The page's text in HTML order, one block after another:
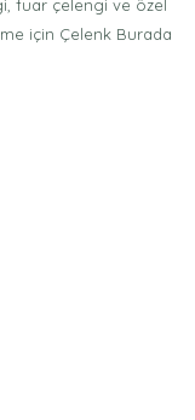
fuar çelengi ve özel
için Çelenk Burada